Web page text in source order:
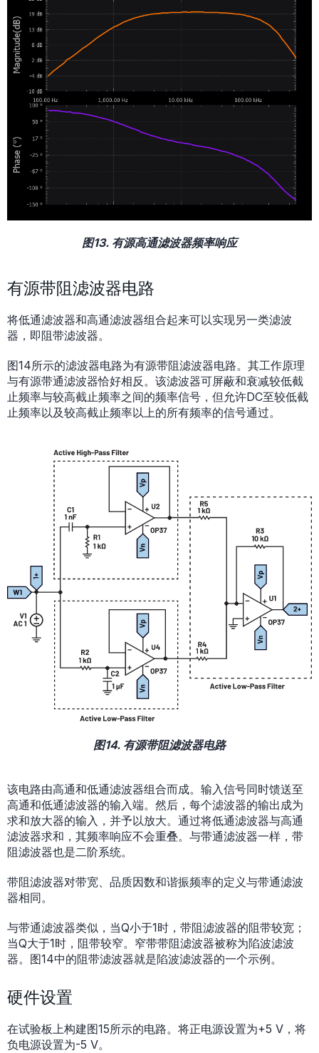
图13. 有源高通滤波器频率响应
有源带阻滤波器电路
将低通滤波器和高通滤波器组合起来可以实现另一类滤波
器，即阻带滤波器。
图14所示的滤波器电路为有源带阻滤波器电路。其工作原理
与有源带通滤波器恰好相反。该滤波器可屏蔽和衰减较低截
止频率与较高截止频率之间的频率信号，但允许DC至较低截
止频率以及较高截止频率以上的所有频率的信号通过。
图14. 有源带阻滤波器电路
该电路由高通和低通滤波器组合而成。输入信号同时馈送至
高通和低通滤波器的输入端。然后，每个滤波器的输出成为
求和放大器的输入，并予以放大。通过将低通滤波器与高通
滤波器求和，其频率响应不会重叠。与带通滤波器一样，带
阻滤波器也是二阶系统。
带阻滤波器对带宽、品质因数和谐振频率的定义与带通滤波
器相同。
与带通滤波器类似，当Q小于1时，带阻滤波器的阻带较宽；
当Q大于1时，阻带较窄。窄带带阻滤波器被称为陷波滤波
器。图14中的阻带滤波器就是陷波滤波器的一个示例。
硬件设置
在试验板上构建图15所示的电路。将正电源设置为+5 V，将
负电源设置为-5 V。